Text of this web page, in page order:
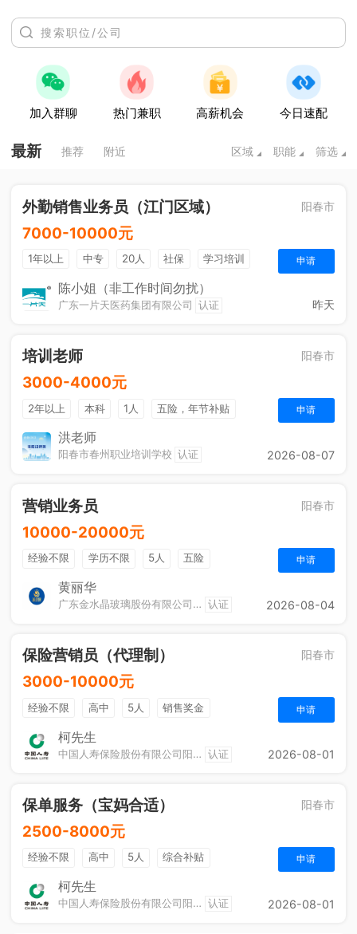
加入群聊 热门兼职 高薪机会 今日速配
最新 推荐 附近 区域 职能 筛选
外勤销售业务员（江门区域） 阳春市
7000-10000元
1年以上 中专 20人 社保
学习培训
法定节假日
年终奖金 销售奖金
申请
陈小姐（非工作时间勿扰）
广东一片天医药集团有限公司 认证 昨天
培训老师 阳春市
3000-4000元
2年以上 本科 1人
五险，年节补贴
单双休
申请
洪老师
阳春市春州职业培训学校 认证 2026-08-07
营销业务员 阳春市
10000-20000元
经验不限 学历不限 5人 五险 申请
黄丽华
广东金水晶玻璃股份有限公司（阳春） 认证 2026-08-04
保险营销员（代理制） 阳春市
3000-10000元
经验不限 高中 5人
销售奖金
奖励计划
休假制度
定期团建
申请
柯先生
中国人寿保险股份有限公司阳春市支公司城区营销服务部 认证 2026-08-01
保单服务（宝妈合适） 阳春市
2500-8000元
经验不限 高中 5人
综合补贴
奖励计划
销售奖金
定期团建
申请
柯先生
中国人寿保险股份有限公司阳春市支公司城区营销服务部 认证 2026-08-01